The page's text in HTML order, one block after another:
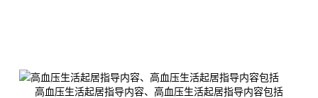
高血压生活起居指导内容、高血压生活起居指导内容包括